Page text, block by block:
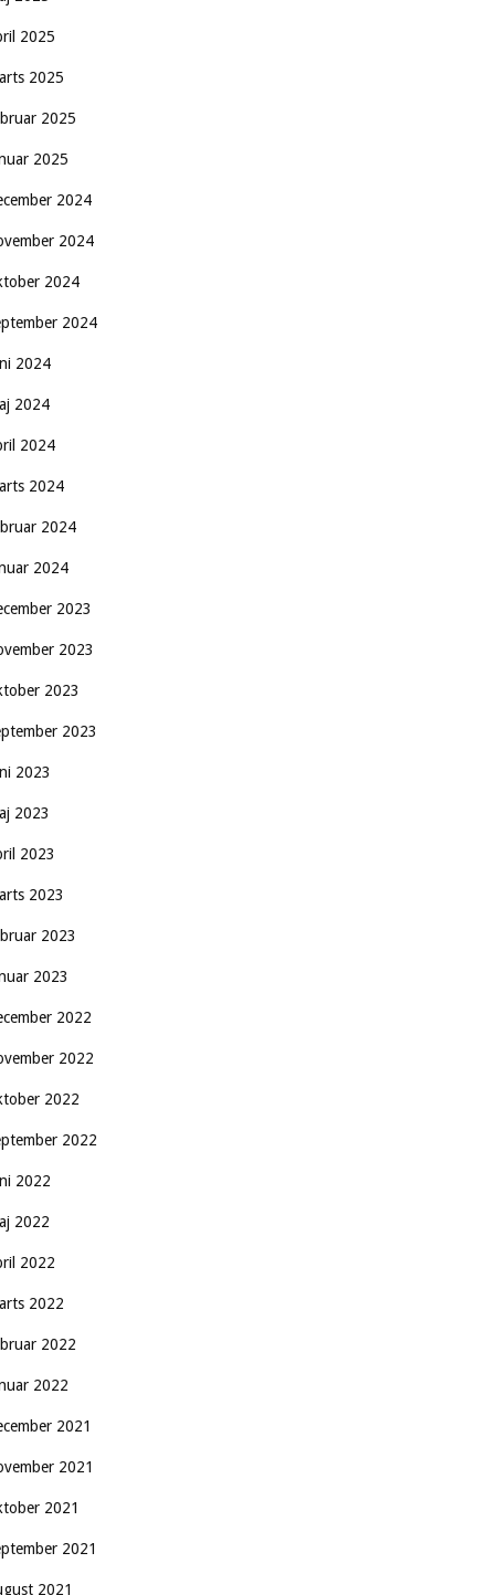
2025
2025
2025
2025
2024
2024
2024
2024
2024
2024
2024
2024
2024
2024
2023
2023
2023
2023
2023
2023
2023
2023
2023
2023
2022
2022
2022
2022
2022
2022
2022
2022
2022
2022
2021
2021
2021
2021
2021